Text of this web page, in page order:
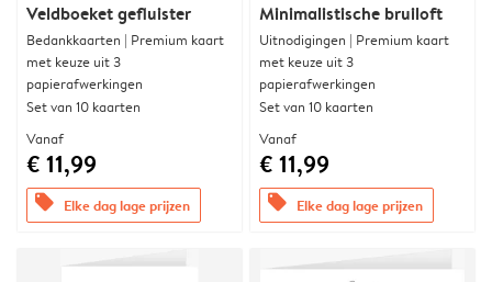
Veldboeket gefluister
Bedankkaarten | Premium kaart
met keuze uit 3
papierafwerkingen
Set van 10 kaarten
Vanaf
€ 11,99
offers Elke dag lage prijzen
Minimalistische bruiloft
Uitnodigingen | Premium kaart
met keuze uit 3
papierafwerkingen
Set van 10 kaarten
Vanaf
€ 11,99
offers Elke dag lage prijzen